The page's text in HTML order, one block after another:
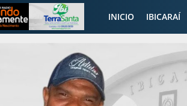
INICIO IBICARAÍ